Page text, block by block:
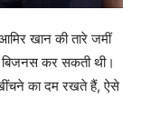
खान की तारे जमीं
बिजनस कर सकती थी।
का दम रखते हैं, ऐसे